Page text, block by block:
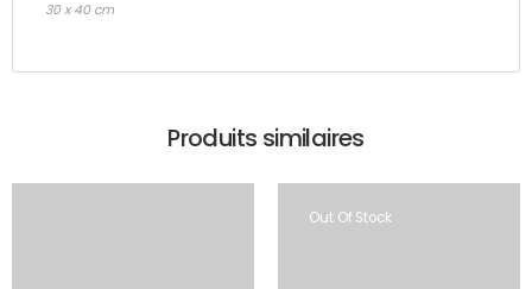
30 x 40 cm
Produits similaires
Out Of Stock